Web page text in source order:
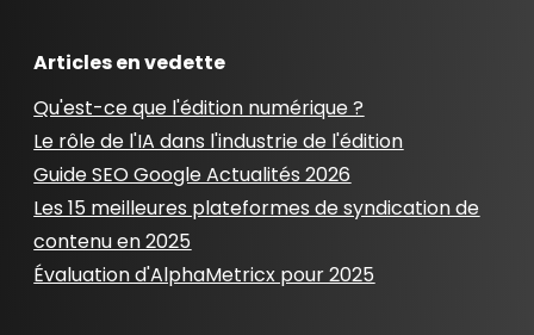
Articles en vedette
Qu'est-ce que l'édition numérique ?
Le rôle de l'IA dans l'industrie de l'édition
Guide SEO Google Actualités 2026
Les 15 meilleures plateformes de syndication de
contenu en 2025
Évaluation d'AlphaMetricx pour 2025